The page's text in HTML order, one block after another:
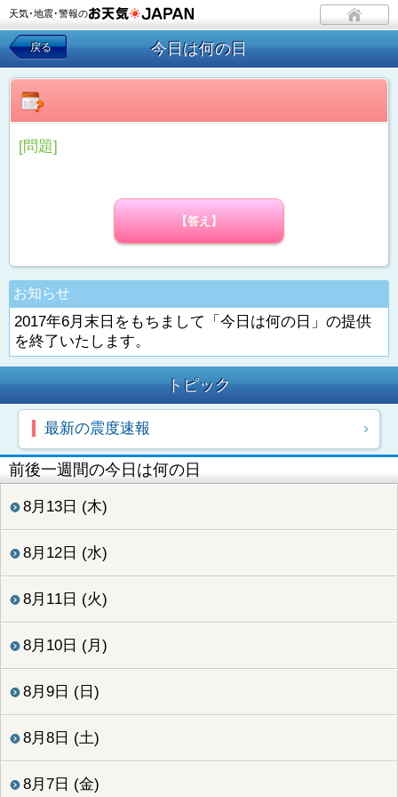
天気･地震･警報の
戻る 今日は何の日
[問題]
【答え】
お知らせ
2017年6月末日をもちまして「今日は何の日」の提供
を終了いたします。
トピック
最新の震度速報
前後一週間の今日は何の日
8月13日 (木)
8月12日 (水)
8月11日 (火)
8月10日 (月)
8月9日 (日)
8月8日 (土)
8月7日 (金)